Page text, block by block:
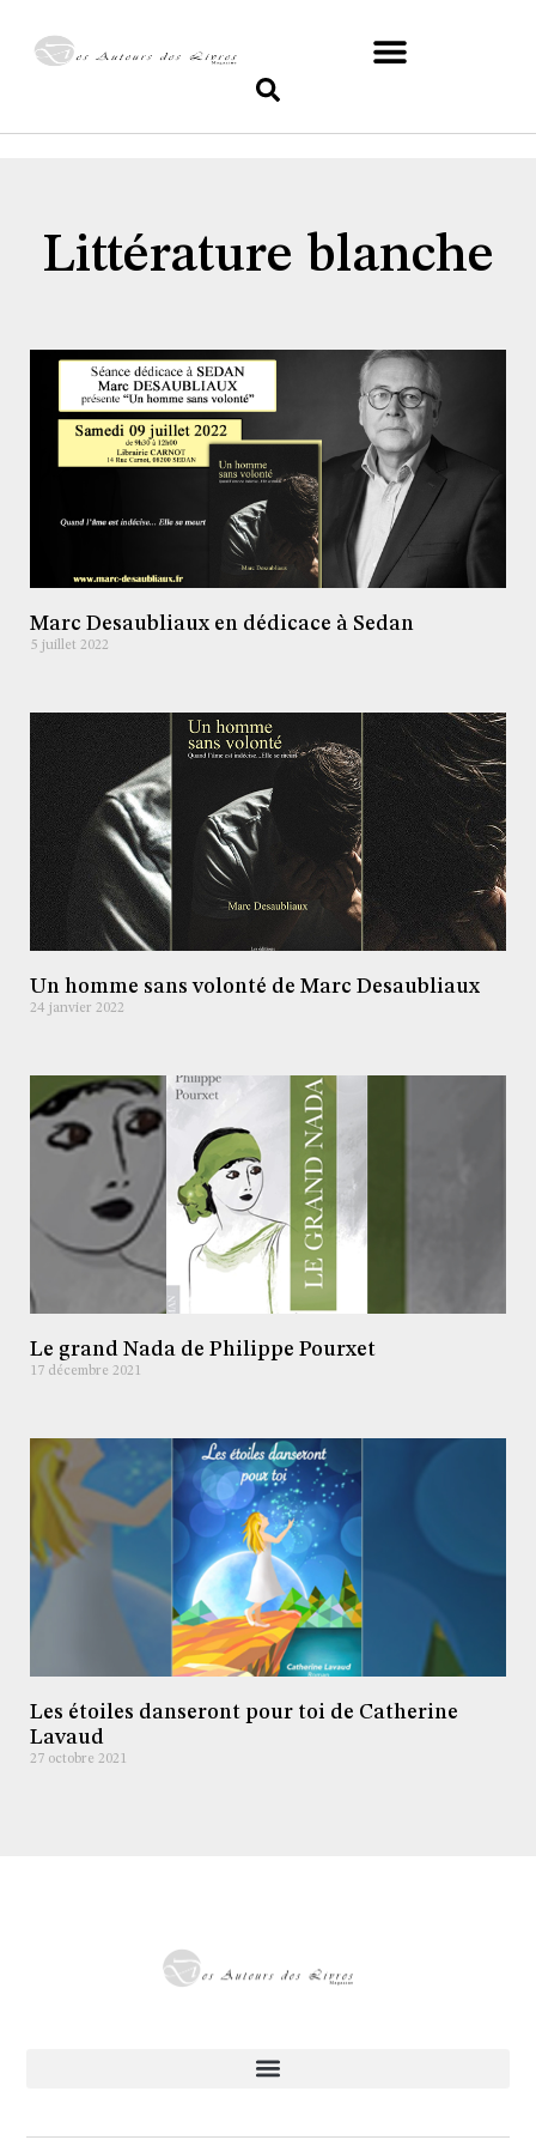
Littérature blanche
Marc Desaubliaux en dédicace à Sedan
5 juillet 2022
Un homme sans volonté de Marc Desaubliaux
24 janvier 2022
Le grand Nada de Philippe Pourxet
17 décembre 2021
Les étoiles danseront pour toi de Catherine
Lavaud
27 octobre 2021